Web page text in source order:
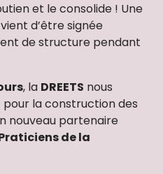
et le consolide ! Une
d’être signée
de structure pendant
, la DREETS nous
la construction des
nouveau partenaire
de la